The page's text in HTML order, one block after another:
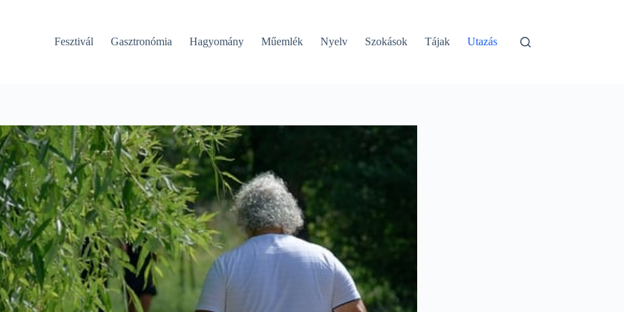
Fesztivál Gasztronómia Hagyomány Műemlék Nyelv Szokások Tájak Utazás